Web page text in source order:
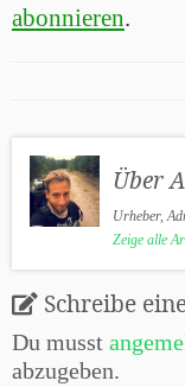
abonnieren.
Über
Urheber,
Zeige alle
Schreibe
Du musst
abzugeben.